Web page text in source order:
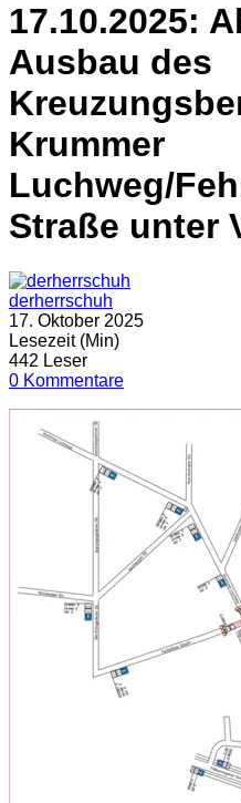
17.10.2025:
Ausbau des
Krummer
Luchweg/
Straße unter
derherrschuh
17. Oktober 2025
Lesezeit (Min)
442 Leser
0 Kommentare